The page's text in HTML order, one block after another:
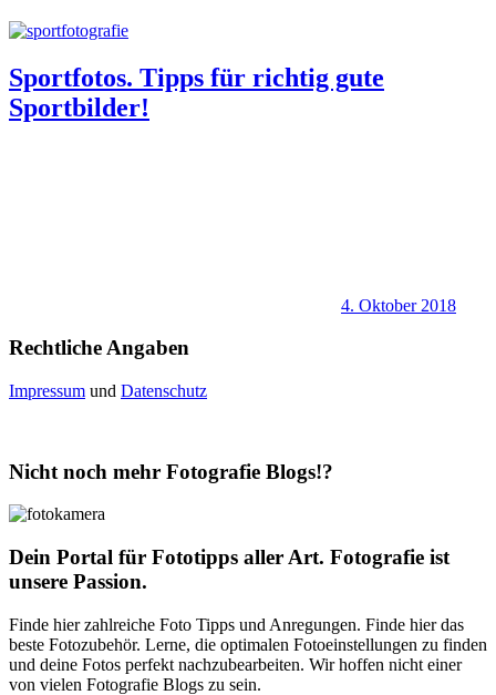
Sportfotos. Tipps für richtig gute
Sportbilder!
4. Oktober 2018
Rechtliche Angaben
Impressum und Datenschutz
Nicht noch mehr Fotografie Blogs!?
Dein Portal für Fototipps aller Art. Fotografie ist
unsere Passion.
Finde hier zahlreiche Foto Tipps und Anregungen. Finde hier das
beste Fotozubehör. Lerne, die optimalen Fotoeinstellungen zu finden
und deine Fotos perfekt nachzubearbeiten. Wir hoffen nicht einer
von vielen Fotografie Blogs zu sein.